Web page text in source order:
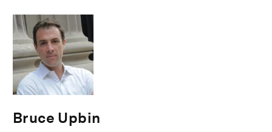
Bruce Upbin